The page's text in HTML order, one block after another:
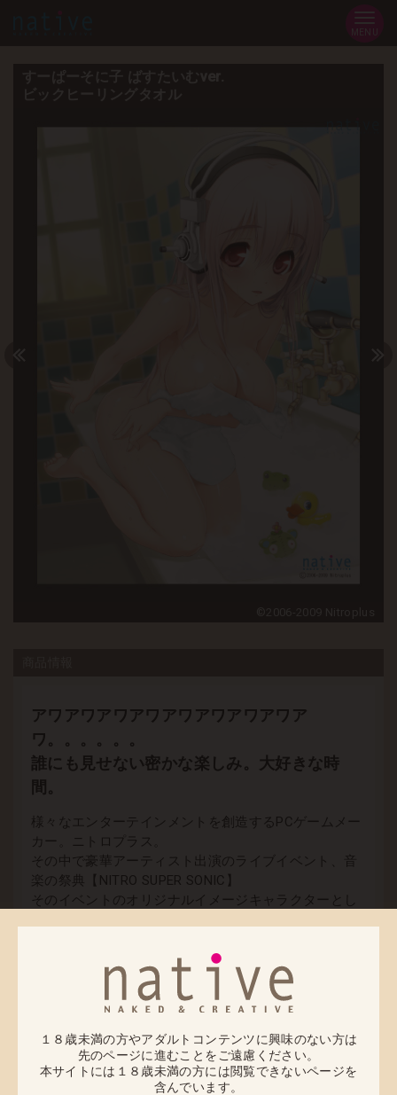
アワアワアワアワアワアワアワアワア
ワ。。。。。。
誰にも見せない密かな楽しみ。大好きな時
間。
様々なエンターテインメントを創造するPCゲームメー
カー。ニトロプラス。
その中で豪華アーティスト出演のライブイベント、音
楽の祭典【NITRO SUPER SONIC】
そのイベントのオリジナルイメージキャラクターとし
イメージキャラクターの枠からスピンオフしてユーザ
ーの支持を得ました。
津路参太氏独特のやわらかいタッチで描かれる「すー
ぱーそに子」は、
日常に溶け込んだシチュエーション、あどけない表
情、癒しに満ち溢れた笑顔、もちろん抜群なプロポー
１８歳未満の方やアダルトコンテンツに興味のない方は
先のページに進むことをご遠慮ください。
本サイトには１８歳未満の方には閲覧できないページを
含んでいます。